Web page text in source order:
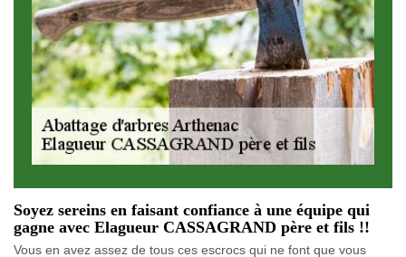
Soyez sereins en faisant confiance à une équipe qui
gagne avec Elagueur CASSAGRAND père et fils !!
Vous en avez assez de tous ces escrocs qui ne font que vous